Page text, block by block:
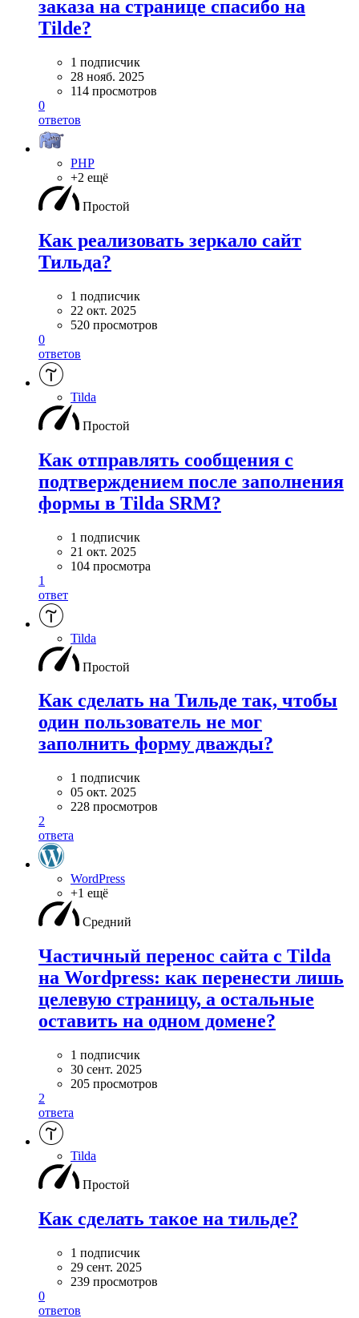
заказа на странице спасибо на
Tilde?
1 подписчик
28 нояб. 2025
114 просмотров
0
ответов
PHP
+2 ещё
Простой
Как реализовать зеркало сайт
Тильда?
1 подписчик
22 окт. 2025
520 просмотров
0
ответов
Tilda
Простой
Как отправлять сообщения с
подтверждением после заполнения
формы в Tilda SRM?
1 подписчик
21 окт. 2025
104 просмотра
1
ответ
Tilda
Простой
Как сделать на Тильде так, чтобы
один пользователь не мог
заполнить форму дважды?
1 подписчик
05 окт. 2025
228 просмотров
2
ответа
WordPress
+1 ещё
Средний
Частичный перенос сайта с Tilda
на Wordpress: как перенести лишь
целевую страницу, а остальные
оставить на одном домене?
1 подписчик
30 сент. 2025
205 просмотров
2
ответа
Tilda
Простой
Как сделать такое на тильде?
1 подписчик
29 сент. 2025
239 просмотров
0
ответов